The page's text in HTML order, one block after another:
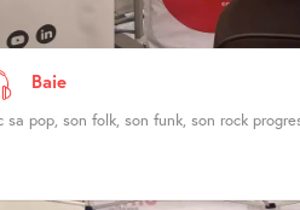
Baie
sa pop, son folk, son funk, son rock